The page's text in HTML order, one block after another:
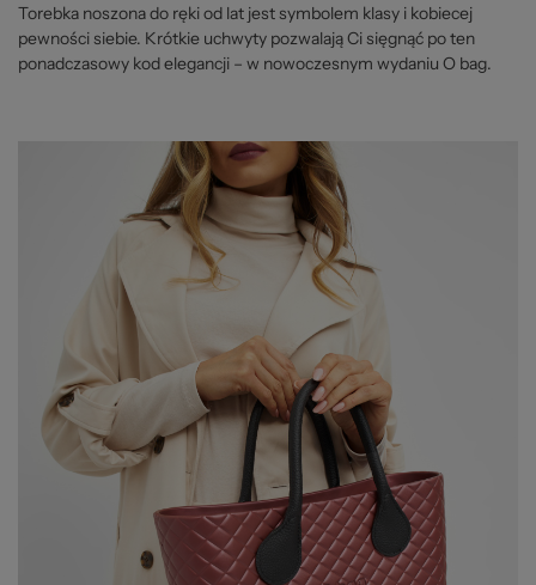
Torebka noszona do ręki od lat jest symbolem klasy i kobiecej
pewności siebie. Krótkie uchwyty pozwalają Ci sięgnąć po ten
ponadczasowy kod elegancji – w nowoczesnym wydaniu O bag.